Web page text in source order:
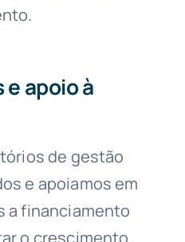
apoio à
de gestão
e apoiamos em
a financiamento
o crescimento.